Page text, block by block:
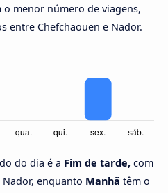
o menor número de viagens,
entre Chefchaouen e Nador.
do dia é a Fim de tarde, com
enquanto Manhã têm o